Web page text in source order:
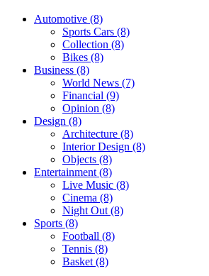
Automotive (8)
Sports Cars (8)
Collection (8)
Bikes (8)
Business (8)
World News (7)
Financial (9)
Opinion (8)
Design (8)
Architecture (8)
Interior Design (8)
Objects (8)
Entertainment (8)
Live Music (8)
Cinema (8)
Night Out (8)
Sports (8)
Football (8)
Tennis (8)
Basket (8)